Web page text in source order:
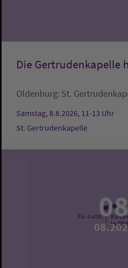
Die Gertrudenkapelle
Oldenburg: St.
Samstag, 8.8.2026, 11-13 Uhr
St. Gertrudenkapelle